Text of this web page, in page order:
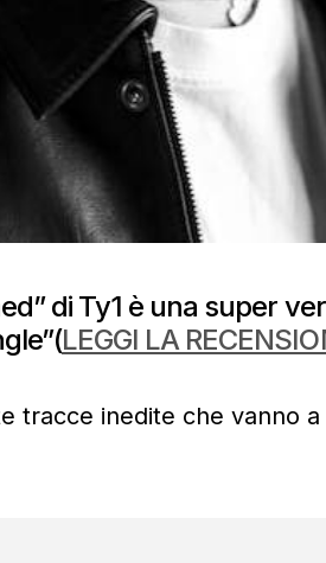
di Ty1 è una super
LEGGI LA
tracce inedite che vanno